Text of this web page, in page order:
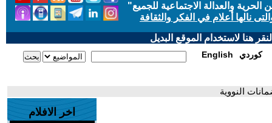
والعدالة الاجتماعية للجميع"
نالها أعلام في الفكر والثقافة
هنا لاستخدام الموقع البديل
English كوردي
النووية
اخر الافلام